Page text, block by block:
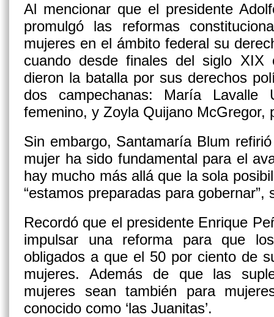
Al mencionar que el presidente
promulgó las reformas
mujeres en el ámbito federal su
cuando desde finales del siglo XIX
dieron la batalla por sus derechos
dos campechanas: María Lavalle
femenino, y Zoyla Quijano McGregor,
Sin embargo, Santamaría Blum
mujer ha sido fundamental para el
hay mucho más allá que la sola
“estamos preparadas para gobernar”,
Recordó que el presidente Enrique
impulsar una reforma para que
obligados a que el 50 por ciento de
mujeres. Además de que las
mujeres sean también para
conocido como ‘las Juanitas’.